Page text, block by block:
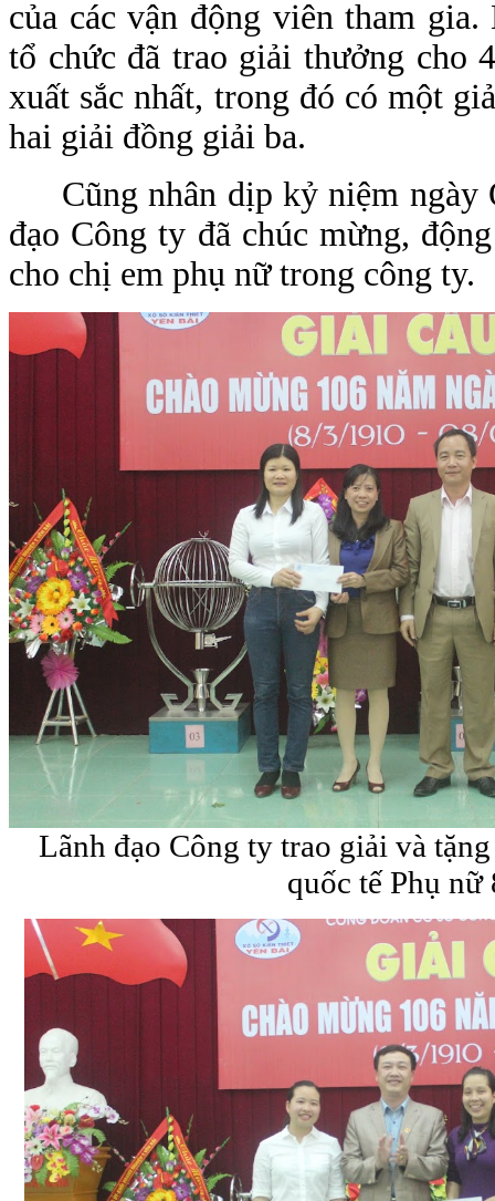
của các vận động viên tham
tổ chức đã trao giải thưởng cho
xuất sắc nhất, trong đó có một
hai giải đồng giải ba.
Cũng nhân dịp kỷ niệm ngày
đạo Công ty đã chúc mừng,
cho chị em phụ nữ trong công ty.
Lãnh đạo Công ty trao giải và
quốc tế Phụ nữ